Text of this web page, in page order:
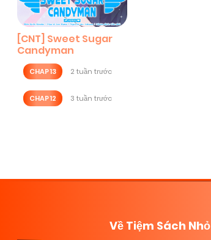
[CNT] Sweet Sugar
Candyman
CHAP 13 2 tuần trước
CHAP 12 3 tuần trước
Về Tiệm Sách Nhỏ